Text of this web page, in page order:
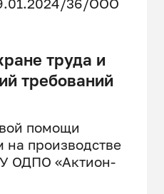
труда и
требований
помощи
на производстве
ОДПО «Актион-